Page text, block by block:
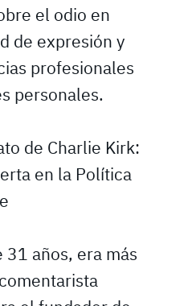
el odio en
de expresión y
profesionales
personales.
de Charlie Kirk:
en la Política
31 años, era más